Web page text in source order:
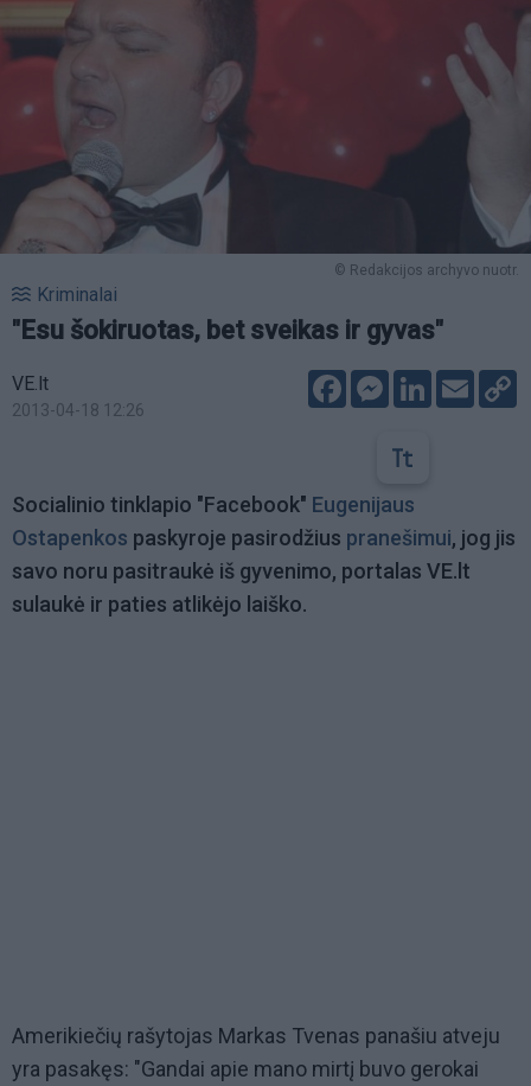
© Redakcijos archyvo nuotr.
Kriminalai
"Esu šokiruotas, bet sveikas ir gyvas"
VE.lt
2013-04-18 12:26
FacebookMessenger
LinkedIn
Email
Socialinio tinklapio "Facebook" Eugenijaus
Ostapenkos paskyroje pasirodžius pranešimui, jog jis
savo noru pasitraukė iš gyvenimo, portalas VE.lt
sulaukė ir paties atlikėjo laiško.
Amerikiečių rašytojas Markas Tvenas panašiu atveju
yra pasakęs: "Gandai apie mano mirtį buvo gerokai